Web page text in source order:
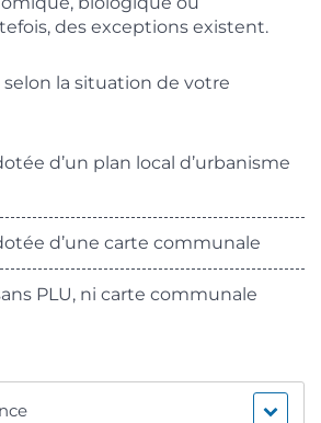
des exceptions existent.
selon la situation de votre
d’un plan local d’urbanisme
d’une carte communale
PLU, ni carte communale